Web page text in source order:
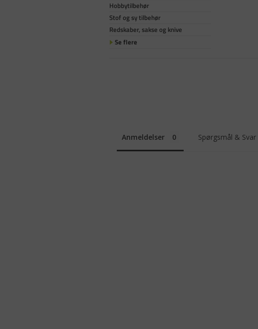
Hobbytilbehør
Stof og sy tilbehør
Redskaber, sakse og knive
Se flere
Anmeldelser Spørgsmål & Svar